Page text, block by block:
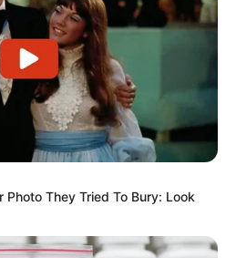
convidados da sua festa de
They Tried To Bury: Look